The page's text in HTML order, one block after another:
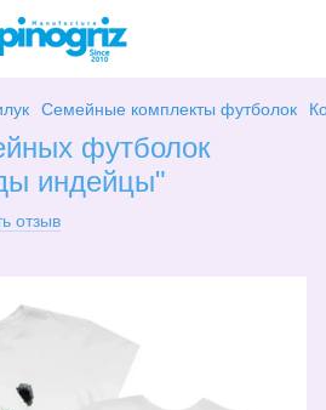
Семейные комплекты футболок
футболок
индейцы"
отзыв